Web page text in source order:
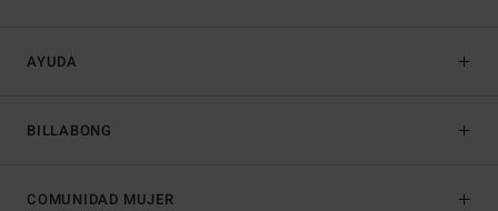
AYUDA
BILLABONG
COMUNIDAD MUJER